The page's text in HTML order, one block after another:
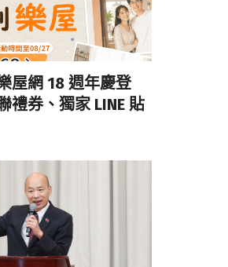
屋網 18 週年慶登
禮券、獨家 LINE 貼